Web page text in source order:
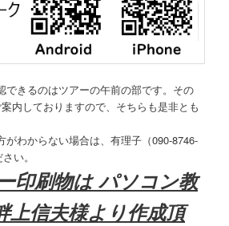
できるのはツアーの午前の部です。その
内しておりますので、そちらも是非とも
がわからない場合は、有理子（090-8746-
い。
印刷物は パソコン教
上信夫様より作成頂